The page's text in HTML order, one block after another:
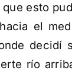
esto
el
decidí
río